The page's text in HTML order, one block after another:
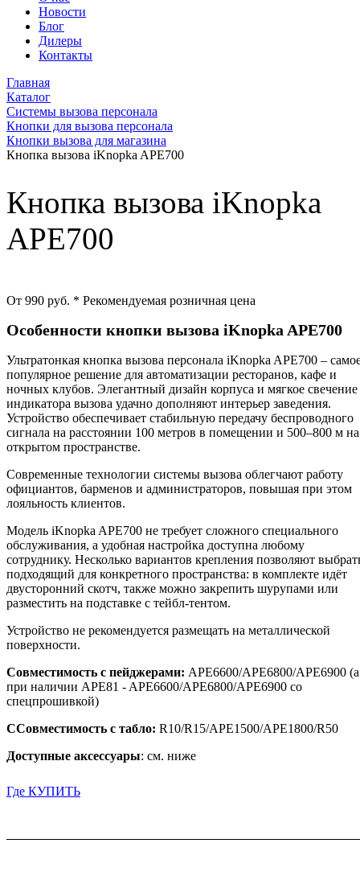
Новости
Блог
Дилеры
Контакты
Главная
Каталог
Системы вызова персонала
Кнопки для вызова персонала
Кнопки вызова для магазина
Кнопка вызова iKnopka APE700
Кнопка вызова iKnopka
APE700
От 990 руб. * Рекомендуемая розничная цена
Особенности кнопки вызова iKnopka APE700
Ультратонкая кнопка вызова персонала iKnopka APE700 –
популярное решение для автоматизации ресторанов, кафе и
ночных клубов. Элегантный дизайн корпуса и мягкое свечение
индикатора вызова удачно дополняют интерьер заведения.
Устройство обеспечивает стабильную передачу беспроводного
сигнала на расстоянии 100 метров в помещении и 500–800 м на
открытом пространстве.
Современные технологии системы вызова облегчают работу
официантов, барменов и администраторов, повышая при этом
лояльность клиентов.
Модель iKnopka APE700 не требует сложного специального
обслуживания, а удобная настройка доступна любому
сотруднику. Несколько вариантов крепления позволяют
подходящий для конкретного пространства: в комплекте идёт
двусторонний скотч, также можно закрепить шурупами или
разместить на подставке с тейбл-тентом.
Устройство не рекомендуется размещать на металлической
поверхности.
Совместимость с пейджерами: APE6600/APE6800/APE6900 (а
при наличии APE81 - APE6600/APE6800/APE6900 со
спецпрошивкой)
ССовместимость с табло: R10/R15/APE1500/APE1800/R50
Доступные аксессуары: см. ниже
Где КУПИТЬ